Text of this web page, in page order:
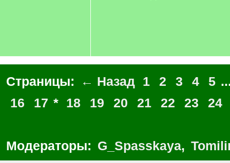
Страницы: ← Назад 1 2 3 4 5
16
17 * 18 19 20 21 22 23 24
Модераторы: G_Spasskaya,